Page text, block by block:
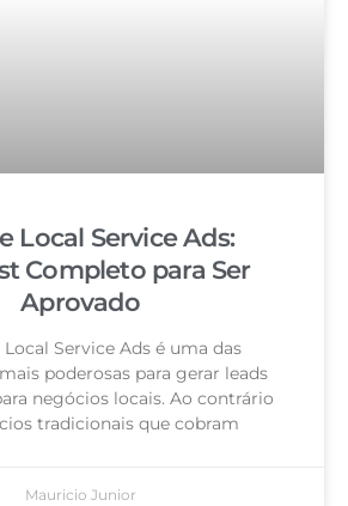
Local Service Ads:
Completo para Ser
Aprovado
Service Ads é uma das
poderosas para gerar leads
negócios locais. Ao contrário
tradicionais que cobram
Mauricio Junior